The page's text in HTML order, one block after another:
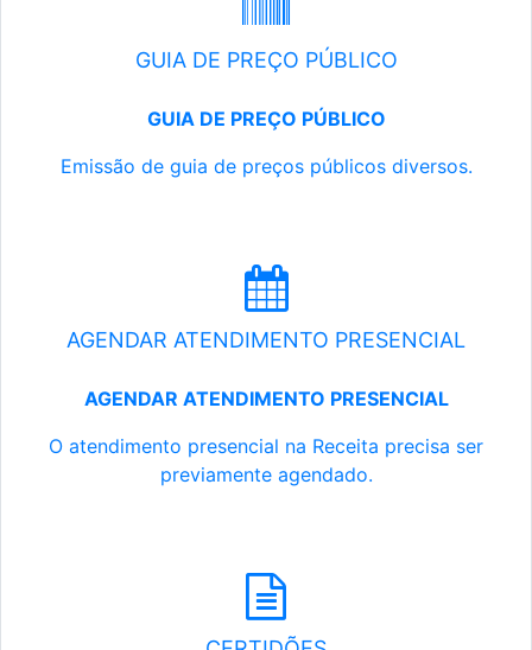
GUIA DE PREÇO PÚBLICO
GUIA DE PREÇO PÚBLICO
Emissão de guia de preços públicos diversos.
AGENDAR ATENDIMENTO PRESENCIAL
AGENDAR ATENDIMENTO PRESENCIAL
O atendimento presencial na Receita precisa ser
previamente agendado.